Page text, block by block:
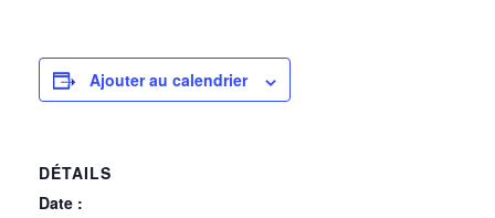
Ajouter au calendrier
DÉTAILS
Date :